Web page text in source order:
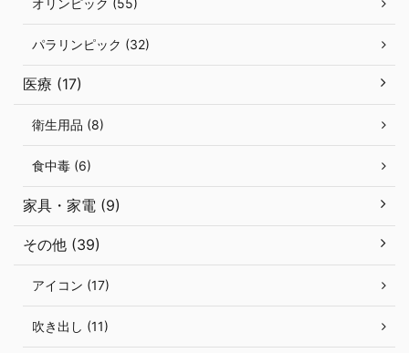
オリンピック (55)
パラリンピック (32)
医療 (17)
衛生用品 (8)
食中毒 (6)
家具・家電 (9)
その他 (39)
アイコン (17)
吹き出し (11)